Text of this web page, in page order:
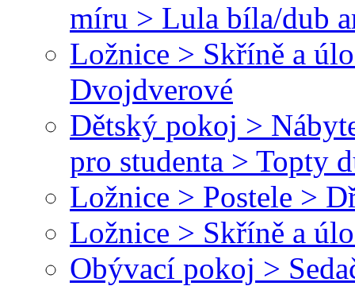
míru > Lula bíla/dub
Ložnice > Skříně a
Dvojdverové
Dětský pokoj >
pro studenta > Topty
Ložnice > Postele >
Ložnice > Skříně a
Obývací pokoj >